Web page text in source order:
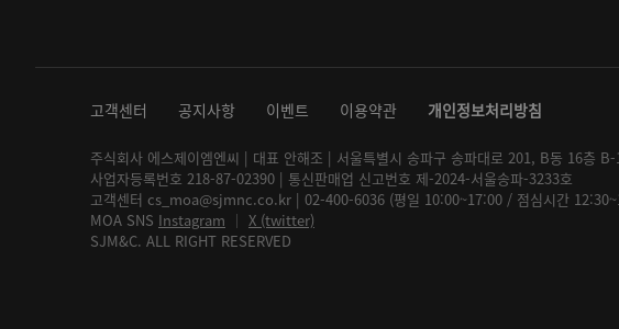
고객센터 공지사항 이벤트 이용약관 개인정보처리방침
주식회사 에스제이엠엔씨 | 대표 안해조 | 서울특별시 송파구 송파대로 201, B동 16층
사업자등록번호 218-87-02390 | 통신판매업 신고번호 제-2024-서울송파-3233호
고객센터 cs_moa@sjmnc.co.kr | 02-400-6036 (평일 10:00~17:00 / 점심시간
MOA SNS Instagram │ X (twitter)
SJM&C. ALL RIGHT RESERVED